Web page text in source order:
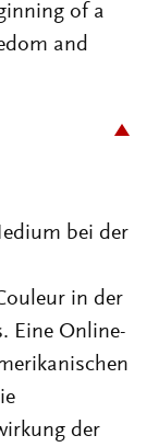
of a
and
bei der
in der
Eine Online-
der